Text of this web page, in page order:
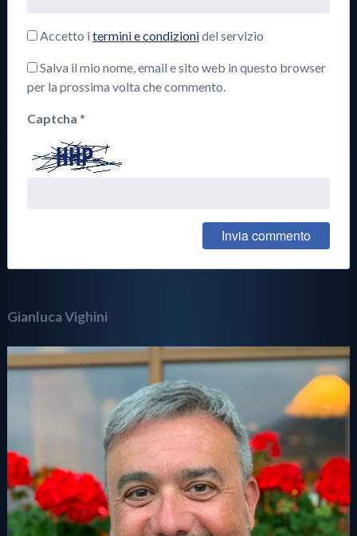
Accetto i termini e condizionidel servizio
Salva il mio nome, email e sito web in questo browser
per la prossima volta che commento.
Captcha *
Gianluca Vighini